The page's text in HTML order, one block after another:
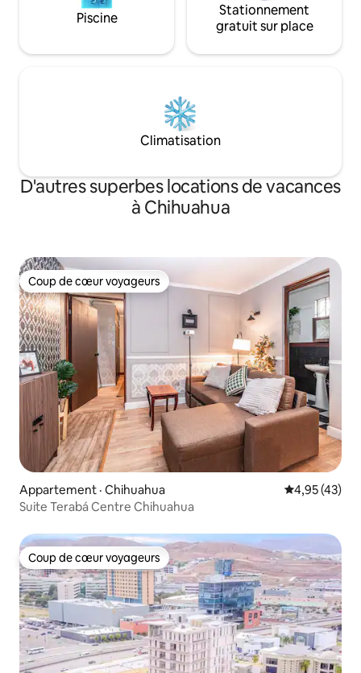
Piscine
Stationnement
gratuit sur place
Climatisation
D'autres superbes locations de vacances
à Chihuahua
Coup de cœur voyageurs
Coup de cœur voyageurs
Appartement · Chihuahua Note
4,95 (43)
Suite Terabá Centre Chihuahua
Coup de cœur voyageurs
Coup de cœur voyageurs